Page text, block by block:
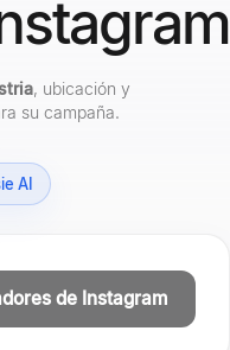
, ubicación y
su campaña.
AI
de Instagram